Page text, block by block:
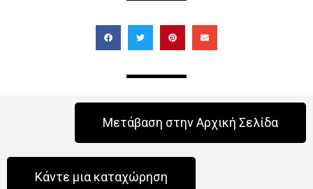
Μετάβαση στην Αρχική Σελίδα
Κάντε μια καταχώρηση